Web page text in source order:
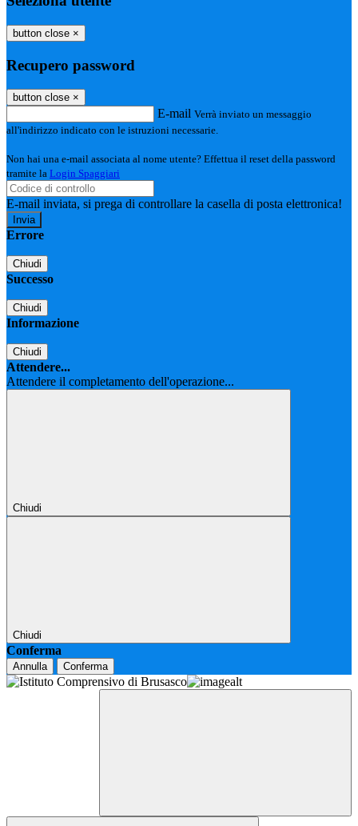
button close ×
Recupero password
button close ×
E-mail Verrà inviato un messaggio
all'indirizzo indicato con le istruzioni necessarie.
Non hai una e-mail associata al nome utente? Effettua il reset della password
tramite la Login Spaggiari
E-mail inviata, si prega di controllare la casella di posta elettronica!
Errore
Chiudi
Successo
Chiudi
Informazione
Chiudi
Attendere...
Attendere il completamento dell'operazione...
Chiudi
Chiudi
Conferma
Annulla Conferma